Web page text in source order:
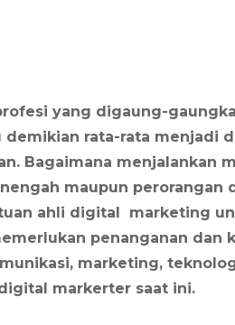
yang digaung-
rata-rata menjadi
Bagaimana menjalankan
maupun perorangan
ahli digital marketing
penanganan dan
marketing,
markerter saat ini.